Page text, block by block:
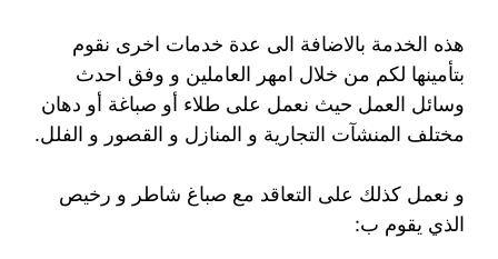
هذه الخدمة بالاضافة الى عدة خدمات اخرى نقوم
بتأمينها لكم من خلال امهر العاملين و وفق احدث
وسائل العمل حيث نعمل على طلاء أو صباغة أو دهان
مختلف المنشآت التجارية و المنازل و القصور و الفلل.
و نعمل كذلك على التعاقد مع صباغ شاطر و رخيص
الذي يقوم ب: